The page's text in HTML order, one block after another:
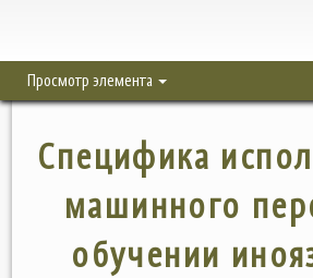
Просмотр элемента
Специфика
машинного
обучении